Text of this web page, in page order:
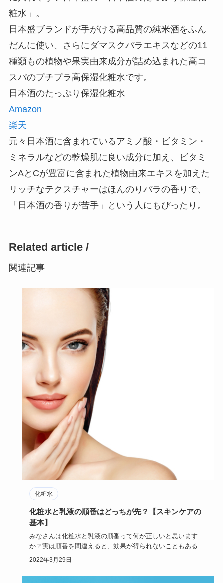
粧水」。
日本盛ブランドが手がける高品質の純米酒をふん
だんに使い、さらにダマスクバラエキスなどの11
種類もの植物や果実由来成分が詰め込まれた高コ
スパのプチプラ高保湿化粧水です。
日本酒のたっぷり保湿化粧水
Amazon
楽天
元々日本酒に含まれているアミノ酸・ビタミン・
ミネラルなどの乾燥肌に良い成分に加え、ビタミ
ンAとCが豊富に含まれた植物由来エキスを加えた
リッチなテクスチャーはほんのりバラの香りで、
「日本酒の香りが苦手」という人にもぴったり。
Related article /
関連記事
化粧水
化粧水と乳液の順番はどっちが先？【スキンケアの
基本】
みなさんは化粧水と乳液の順番って何が正しいと思います
か？実は順番を間違えると、効果が得られないこともあるん
です！今回はそん…
2022年3月29日